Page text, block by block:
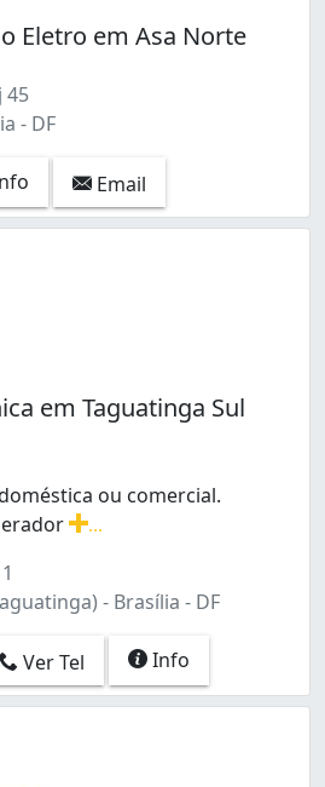
Eletro em Asa Norte
45
- DF
Email
em Taguatinga Sul
ou comercial.
- Brasília - DF
Ver Tel Info